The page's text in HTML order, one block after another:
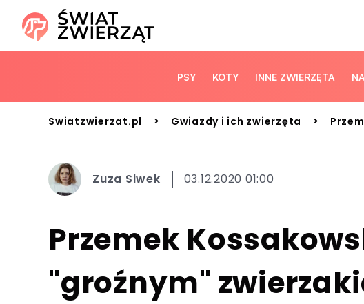
PSY KOTY INNE ZWIERZĘTA
Swiatzwierzat.pl > Gwiazdy i ich zwierzęta >
Zuza Siwek 03.12.2020 01:00
Przemek
"groźnym"